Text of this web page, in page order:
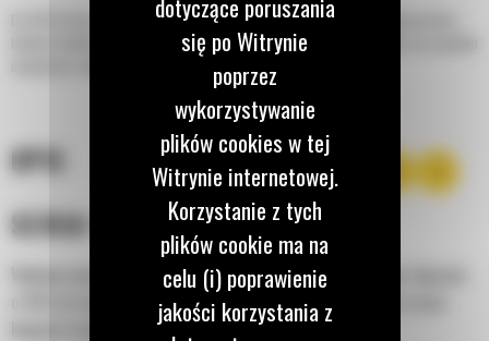
Do 50% krótszy czas kopania oraz możliwość zachowania do 15% większej ilości
ładunku dzięki łyżce standardowej z serii Performance. Najlepszy wybór w przypadku
OPIS
SERIA PERFORMANCE
Wykonaj więcej pracy przy mniejszym do 7% zużyciu paliwa, lepszym
o 15% utrzymywaniu ładunku oraz nawet o 50% krótszym czasie
się po Witrynie
poprzez
wykorzystywanie
plików cookies w tej
Witrynie internetowej.
Korzystanie z tych
plików cookie ma na
celu (i) poprawienie
jakości korzystania z